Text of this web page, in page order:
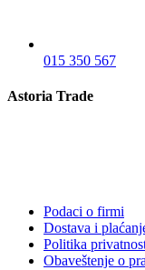
015 350 567
Astoria Trade
Podaci o firmi
Dostava i
Politika
Obaveštenje o